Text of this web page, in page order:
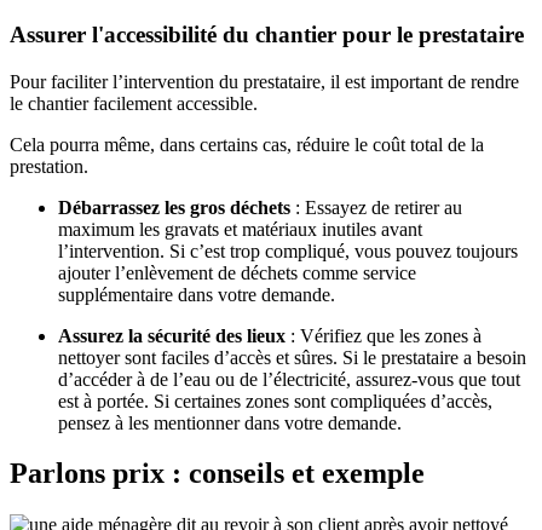
Assurer l'accessibilité du chantier pour le prestataire
Pour faciliter l’intervention du prestataire, il est important de rendre
le chantier facilement accessible.
Cela pourra même, dans certains cas, réduire le coût total de la
prestation.
Débarrassez les gros déchets : Essayez de retirer au
maximum les gravats et matériaux inutiles avant
l’intervention. Si c’est trop compliqué, vous pouvez toujours
ajouter l’enlèvement de déchets comme service
supplémentaire dans votre demande.
Assurez la sécurité des lieux : Vérifiez que les zones à
nettoyer sont faciles d’accès et sûres. Si le prestataire a besoin
d’accéder à de l’eau ou de l’électricité, assurez-vous que tout
est à portée. Si certaines zones sont compliquées d’accès,
pensez à les mentionner dans votre demande.
Parlons prix : conseils et exemple